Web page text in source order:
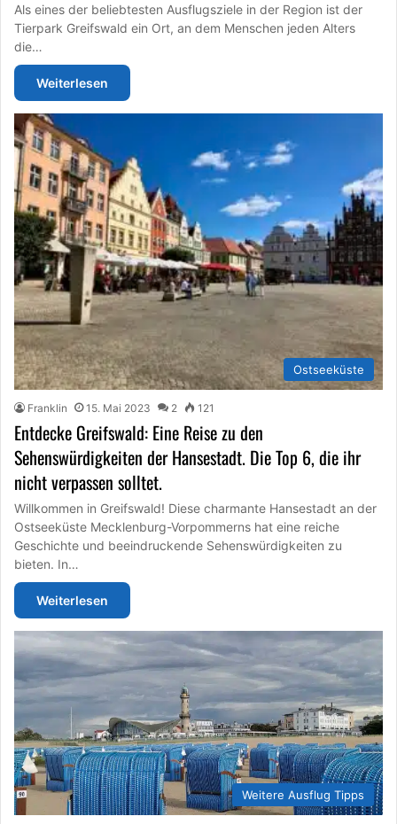
Als eines der beliebtesten Ausflugsziele in der Region ist der
Tierpark Greifswald ein Ort, an dem Menschen jeden Alters
die…
Weiterlesen
Ostseeküste
Franklin 15. Mai 2023 2 121
Entdecke Greifswald: Eine Reise zu den
Sehenswürdigkeiten der Hansestadt. Die Top 6, die ihr
nicht verpassen solltet.
Willkommen in Greifswald! Diese charmante Hansestadt an der
Ostseeküste Mecklenburg-Vorpommerns hat eine reiche
Geschichte und beeindruckende Sehenswürdigkeiten zu
bieten. In…
Weiterlesen
Weitere Ausflug Tipps